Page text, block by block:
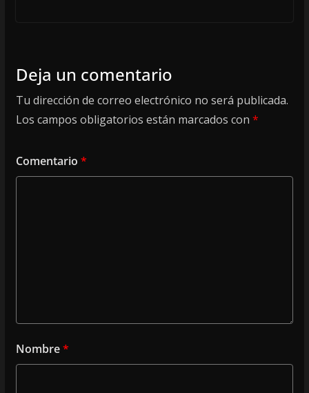
Deja un comentario
Tu dirección de correo electrónico no será publicada.
Los campos obligatorios están marcados con *
Comentario *
Nombre*